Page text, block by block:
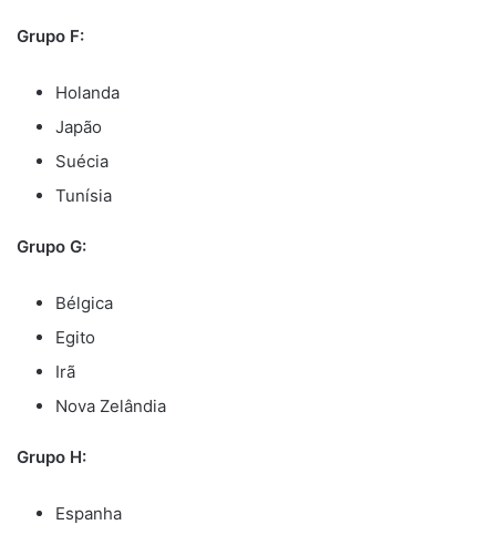
Grupo F:
Holanda
Japão
Suécia
Tunísia
Grupo G:
Bélgica
Egito
Irã
Nova Zelândia
Grupo H:
Espanha